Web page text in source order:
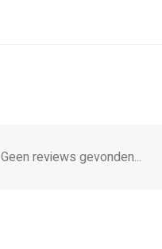
Geen reviews gevonden...